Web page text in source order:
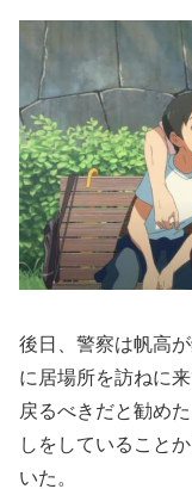
後日、警察は帆高
に居場所を訪ねに
戻るべきだと勧め
しをしていること
いた。